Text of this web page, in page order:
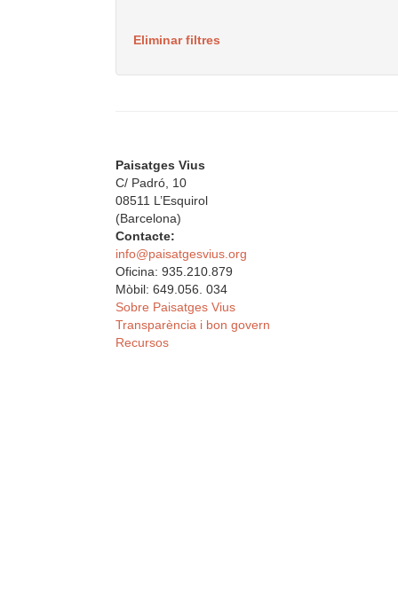
Eliminar filtres
Paisatges Vius
C/ Padró, 10
08511 L’Esquirol
(Barcelona)
Contacte:
info@paisatgesvius.org
Oficina: 935.210.879
Mòbil: 649.056. 034
Sobre Paisatges Vius
Transparència i bon govern
Recursos